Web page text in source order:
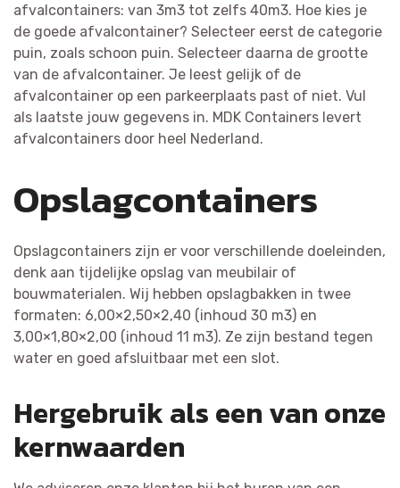
afvalcontainers: van 3m3 tot zelfs 40m3. Hoe kies je
de goede afvalcontainer? Selecteer eerst de categorie
puin, zoals schoon puin. Selecteer daarna de grootte
van de afvalcontainer. Je leest gelijk of de
afvalcontainer op een parkeerplaats past of niet. Vul
als laatste jouw gegevens in. MDK Containers levert
afvalcontainers door heel Nederland.
Opslagcontainers
Opslagcontainers zijn er voor verschillende doeleinden,
denk aan tijdelijke opslag van meubilair of
bouwmaterialen. Wij hebben opslagbakken in twee
formaten: 6,00×2,50×2,40 (inhoud 30 m3) en
3,00×1,80×2,00 (inhoud 11 m3). Ze zijn bestand tegen
water en goed afsluitbaar met een slot.
Hergebruik als een van onze
kernwaarden